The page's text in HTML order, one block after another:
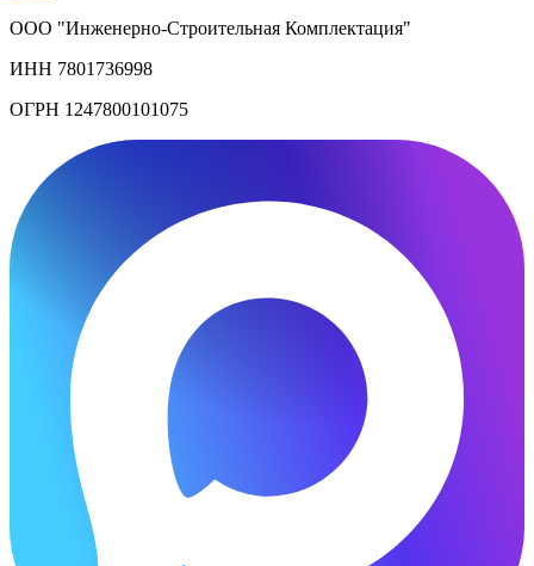
ООО "Инженерно-Строительная Комплектация"
ИНН 7801736998
ОГРН 1247800101075